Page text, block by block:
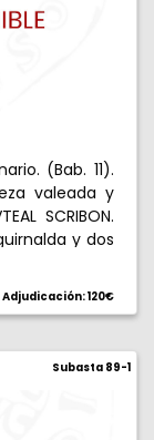
(Bab. 11).
valeada y
SCRIBON.
y dos
Adjudicación: 120€
Subasta 89-1